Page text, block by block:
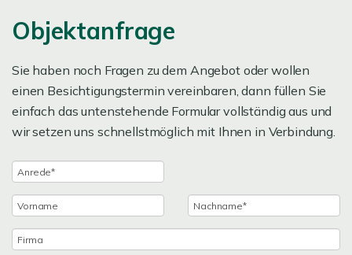
Objektanfrage
Sie haben noch Fragen zu dem Angebot oder wollen
einen Besichtigungstermin vereinbaren, dann füllen Sie
einfach das untenstehende Formular vollständig aus und
wir setzen uns schnellstmöglich mit Ihnen in Verbindung.